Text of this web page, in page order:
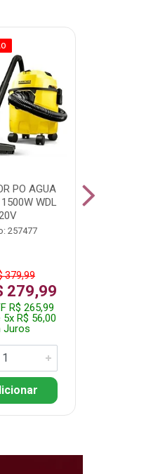
PO AGUA
WDL
257477
379,99
279,99
R$ 265,99
R$ 56,00
Juros